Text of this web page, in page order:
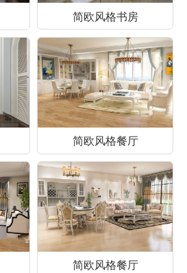
简欧风格书房
简欧风格餐厅
简欧风格餐厅